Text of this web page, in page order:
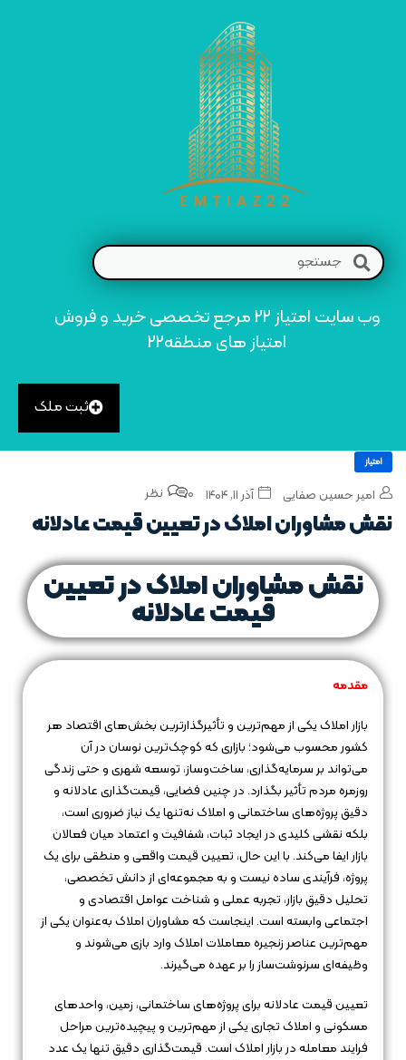
وب سایت امتیاز 22 مرجع تخصصی خرید و فروش
امتیاز های منطقه22
ثبت ملک
امتیاز
امیر حسین صفایی آذر ۱۱, ۱۴۰۴ 0 نظر
نقش مشاوران املاک در تعیین قیمت عادلانه
نقش مشاوران املاک در تعیین
قیمت عادلانه
مقدمه
بازار املاک یکی از مهم‌ترین و تأثیرگذارترین بخش‌های اقتصاد هر
کشور محسوب می‌شود؛ بازاری که کوچک‌ترین نوسان در آن
می‌تواند بر سرمایه‌گذاری، ساخت‌وساز، توسعه شهری و حتی زندگی
روزمره مردم تأثیر بگذارد. در چنین فضایی، قیمت‌گذاری عادلانه و
دقیق پروژه‌های ساختمانی و املاک نه‌تنها یک نیاز ضروری است،
بلکه نقشی کلیدی در ایجاد ثبات، شفافیت و اعتماد میان فعالان
بازار ایفا می‌کند. با این حال، تعیین قیمت واقعی و منطقی برای یک
پروژه، فرآیندی ساده نیست و به مجموعه‌ای از دانش تخصصی،
تحلیل دقیق بازار، تجربه عملی و شناخت عوامل اقتصادی و
اجتماعی وابسته است. اینجاست که مشاوران املاک به‌عنوان یکی از
مهم‌ترین عناصر زنجیره معاملات املاک وارد بازی می‌شوند و
وظیفه‌ای سرنوشت‌ساز را بر عهده می‌گیرند.
تعیین قیمت عادلانه برای پروژه‌های ساختمانی، زمین، واحدهای
مسکونی و املاک تجاری یکی از مهم‌ترین و پیچیده‌ترین مراحل
فرایند معامله در بازار املاک است. قیمت‌گذاری دقیق تنها یک عدد